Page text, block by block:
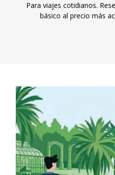
Para viajes cotidianos.
básico al precio más